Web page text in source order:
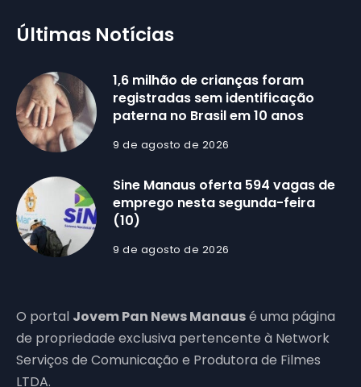
Últimas Notícias
1,6 milhão de crianças foram
registradas sem identificação
paterna no Brasil em 10 anos
9 de agosto de 2026
Sine Manaus oferta 594 vagas de
emprego nesta segunda-feira
(10)
9 de agosto de 2026
O portal Jovem Pan News Manausé uma página
de propriedade exclusiva pertencente à Network
Serviços de Comunicação e Produtora de Filmes
LTDA.